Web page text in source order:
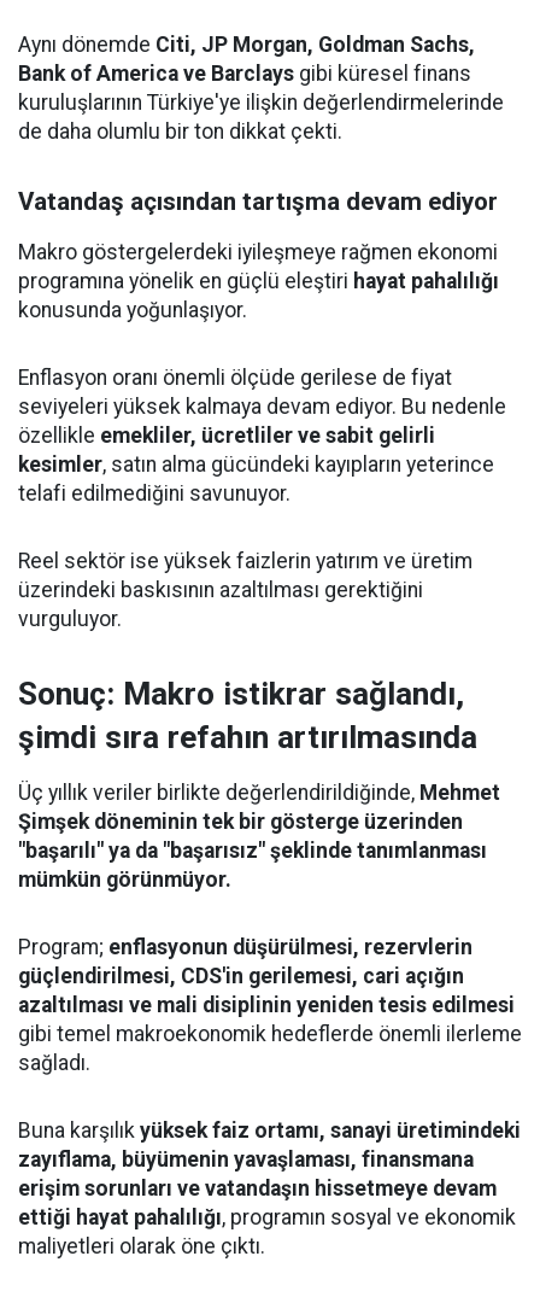
Aynı dönemde Citi, JP Morgan, Goldman Sachs,
Bank of America ve Barclays gibi küresel finans
kuruluşlarının Türkiye'ye ilişkin değerlendirmelerinde
de daha olumlu bir ton dikkat çekti.
Vatandaş açısından tartışma devam ediyor
Makro göstergelerdeki iyileşmeye rağmen ekonomi
programına yönelik en güçlü eleştiri hayat pahalılığı
konusunda yoğunlaşıyor.
Enflasyon oranı önemli ölçüde gerilese de fiyat
seviyeleri yüksek kalmaya devam ediyor. Bu nedenle
özellikle emekliler, ücretliler ve sabit gelirli
kesimler, satın alma gücündeki kayıpların yeterince
telafi edilmediğini savunuyor.
Reel sektör ise yüksek faizlerin yatırım ve üretim
üzerindeki baskısının azaltılması gerektiğini
vurguluyor.
Sonuç: Makro istikrar sağlandı,
şimdi sıra refahın artırılmasında
Üç yıllık veriler birlikte değerlendirildiğinde, Mehmet
Şimşek döneminin tek bir gösterge üzerinden
"başarılı" ya da "başarısız" şeklinde tanımlanması
mümkün görünmüyor.
Program; enflasyonun düşürülmesi, rezervlerin
güçlendirilmesi, CDS'in gerilemesi, cari açığın
azaltılması ve mali disiplinin yeniden tesis edilmesi
gibi temel makroekonomik hedeflerde önemli ilerleme
sağladı.
Buna karşılık yüksek faiz ortamı, sanayi üretimindeki
zayıflama, büyümenin yavaşlaması, finansmana
erişim sorunları ve vatandaşın hissetmeye devam
ettiği hayat pahalılığı, programın sosyal ve ekonomik
maliyetleri olarak öne çıktı.